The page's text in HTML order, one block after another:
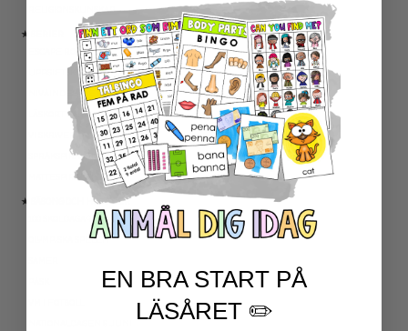
RELIGIONSKUNSKAP
★ SERIER
ESCAPE ROOMS
UPPGIFTSKORT SVENSKA
NIVÅINDELADE LÄSTEXTER
LÄSKORT FAKTA
VI SKRIVER
SPRÅKSPIRALEN
MATTESPIRALEN
★ SÄSONG OCH HÖGTIDER
OLYMPISKA SPELEN
EN BRA START PÅ
LÄSÅRET ✏️